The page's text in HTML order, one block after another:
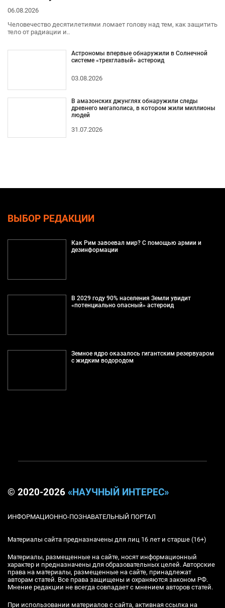
06.08.2026
Человечество десятилетиями ломает голову над тем, как защитить
тело от радиации и..
Астрономы впервые обнаружили в Солнечной
системе «трехглавый» астероид
03.08.2026
В амазонских джунглях обнаружили следы
древнего мегаполиса, в котором жили миллионы
людей
31.07.2026
ВЫБОР РЕДАКЦИИ
Как Рим завоевал мир? С помощью армии и
дезинформации
В 2029 году 90% населения Земли увидит
«потенциально опасный» астероид
Земное ядро оказалось гигантским резервуаром
с жидким водородом
© 2020-2026 «НАУЧНЫЙ ИНТЕРЕС»
ИНФОРМАЦИОННО-ПОЗНАВАТЕЛЬНЫЙ ПОРТАЛ
Материалы сайта предназначены для лиц 16 лет и старше (16+)
Материалы, размещенные на сайте, носят информационный
характер и предназначены для образовательных целей. Авторские
права на материалы, размещенные на сайте, принадлежат
авторам статей. Все права защищены и охраняются законом РФ.
Мнение редакции не всегда совпадает с мнением авторов статей.
При использовании материалов с сайта, активная ссылка на